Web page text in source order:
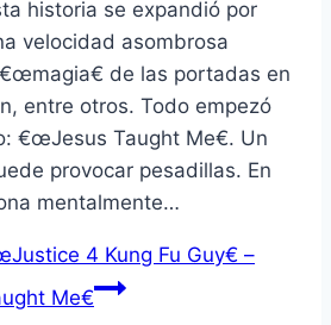
historia se expandió por
velocidad asombrosa
de las portadas en
entre otros. Todo empezó
€œJesus Taught Me€. Un
provocar pesadillas. En
mentalmente…
4 Kung Fu Guy€ –
Me€